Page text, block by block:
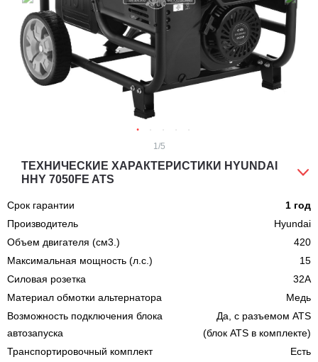
1 /5
ТЕХНИЧЕСКИЕ ХАРАКТЕРИСТИКИ HYUNDAI
HHY 7050FE ATS
Срок гарантии
1 год
Производитель
Hyundai
Объем двигателя (см3.)
420
Максимальная мощность (л.с.)
15
Силовая розетка
32A
Материал обмотки альтернатора
Медь
Возможность подключения блока
автозапуска
Да, с разъемом ATS
(блок ATS в комплекте)
Транспортировочный комплект
Есть